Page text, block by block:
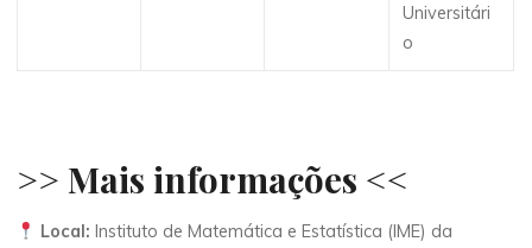
Universitári
o
>> Mais informações <<
Local: Instituto de Matemática e Estatística (IME) da